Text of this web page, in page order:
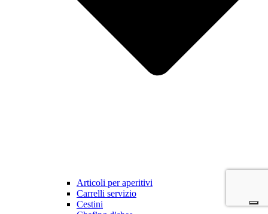
Articoli per aperitivi
Carrelli servizio
Cestini